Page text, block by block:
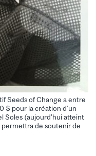
Seeds of Change a entre
$ pour la création d’un
Soles (aujourd’hui atteint
de soutenir de